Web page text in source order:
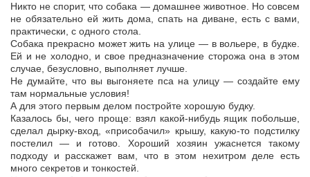
Никто не спорит, что собака — домашнее животное. Но совсем
не обязательно ей жить дома, спать на диване, есть с вами,
практически, с одного стола.
Собака прекрасно может жить на улице — в вольере, в будке.
Ей и не холодно, и свое предназначение сторожа она в этом
случае, безусловно, выполняет лучше.
Не думайте, что вы выгоняете пса на улицу — создайте ему
там нормальные условия!
А для этого первым делом постройте хорошую будку.
Казалось бы, чего проще: взял какой-нибудь ящик побольше,
сделал дырку-вход, «присобачил» крышу, какую-то подстилку
постелил — и готово. Хороший хозяин ужаснется такому
подходу и расскажет вам, что в этом нехитром деле есть
много секретов и тонкостей.